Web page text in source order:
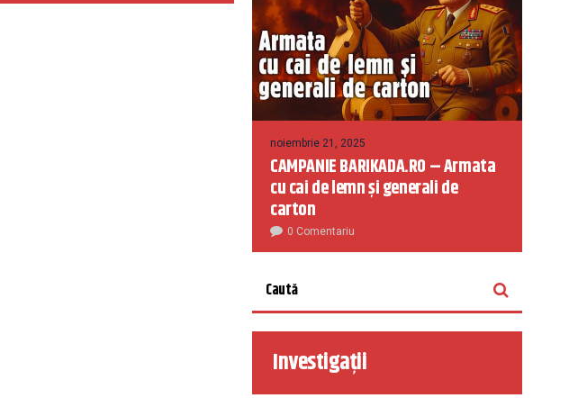
noiembrie 21, 2025
CAMPANIE BARIKADA.RO – Armata
cu cai de lemn și generali de
carton
0 Comentariu
Investigații